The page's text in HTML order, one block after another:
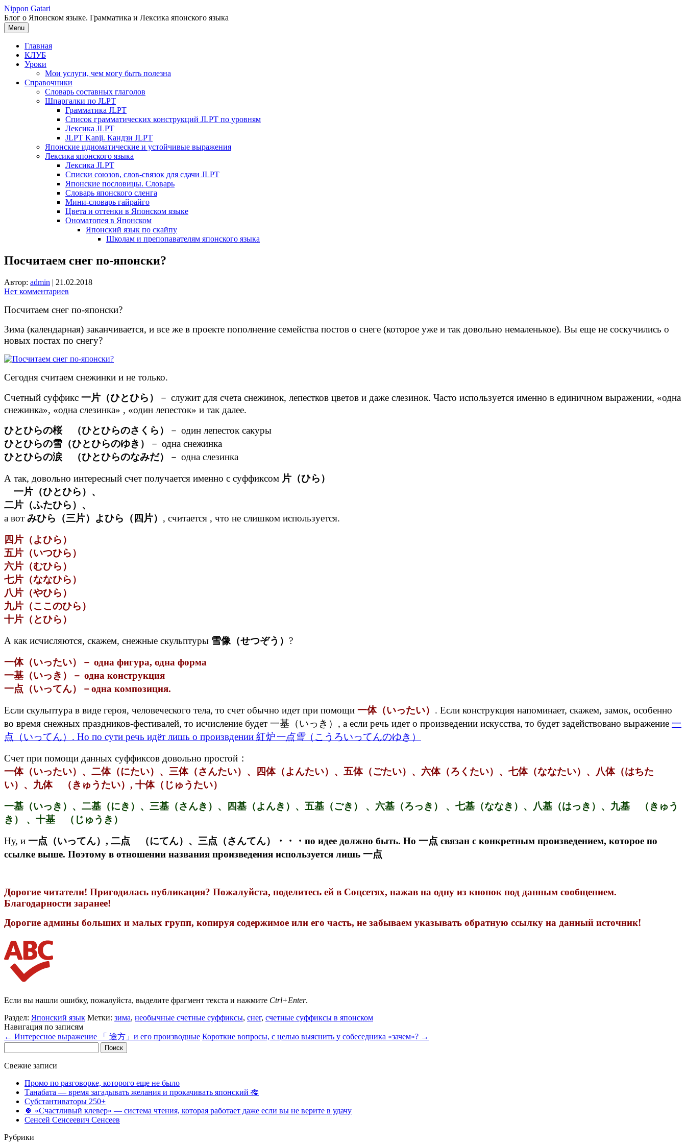
Перейти
к
содержимому
Nippon Gatari
Блог о Японском языке. Грамматика и Лексика японского языка
Menu
Главная
КЛУБ
Уроки
Мои услуги, чем могу быть полезна
Справочники
Словарь составных глаголов
Шпаргалки по JLPT
Грамматика JLPT
Список грамматических конструкций JLPT по уровням
Лексика JLPT
JLPT Kanji. Кандзи JLPT
Японские идиоматические и устойчивые выражения
Лексика японского языка
Лексика JLPT
Списки союзов, слов-связок для сдачи JLPT
Японские пословицы. Словарь
Словарь японского сленга
Мини-словарь гайрайго
Цвета и оттенки в Японском языке
Ономатопея в Японском
Японский язык по скайпу
Школам и препопавателям японского языка
Посчитаем снег по-японски?
Автор: admin | 21.02.2018
Нет комментариев
Посчитаем снег по-японски?
Зима (календарная) заканчивается, и все же в проекте пополнение семейства постов о снеге (которое уже и так довольно немаленькое). Вы еще не соскучились о
новых постах по снегу?
Сегодня считаем снежинки и не только.
Счетный суффикс 一片（ひとひら）
－ служит для счета снежинок, лепестков цветов и даже слезинок. Часто используется именно в единичном выражении, «одна
снежинка», «одна слезинка» , «один лепесток» и так далее.
ひとひらの桜 （ひとひらのさくら）
－ один лепесток сакуры
ひとひらの雪（ひとひらのゆき）
－ одна снежинка
ひとひらの涙 （ひとひらのなみだ）
－ одна слезинка
А так, довольно интересный счет получается именно с суффиксом 片（ひら）
一片（ひとひら）、
二片（ふたひら）、
а вот みひら（三片）よひら（四片） , считается , что не слишком используется.
四片（よひら）
五片（いつひら）
六片（むひら）
七片（ななひら）
八片（やひら）
九片（ここのひら）
十片（とひら）
А как исчисляются, скажем, снежные скульптуры 雪像（せつぞう） ?
一体（いったい）－ одна фигура, одна форма
一基（いっき）－ одна конструкция
一点（いってん）－одна композиция.
Если скульптура в виде героя, человеческого тела, то счет обычно идет при помощи 一体（いったい） . Если конструкция напоминает, скажем, замок, особенно
во время снежных праздников-фестивалей, то исчисление будет 一基（いっき）, а если речь идет о произведении искусства, то будет задействовано выражение 一
点（いってん）. Но по сути речь идёт лишь о произвдении 紅炉一点雪（こうろいってんのゆき）
Cчет при помощи данных суффиксов довольно простой：
一体（いったい）、二体（にたい）、三体（さんたい）、四体（よんたい）、五体（ごたい）、六体（ろくたい）、七体（ななたい）、八体（はちた
い）、九体 （きゅうたい）, 十体（じゅうたい）
一基（いっき）、二基（にき）、三基（さんき）、四基（よんき）、五基（ごき） 、六基（ろっき） 、七基（ななき）、八基（はっき）、九基 （きゅう
き） 、十基 （じゅうき）
Ну, и 一点（いってん）, 二点 （にてん）、三点（さんてん）・・・по идее должно быть. Но 一点 связан с конкретным произведением, которое по
ссылке выше. Поэтому в отношении названия произведения используется лишь 一点
Дорогие читатели! Пригодилась публикация? Пожалуйста, поделитесь ей в Соцсетях, нажав на одну из кнопок под данным сообщением.
Благодарности заранее!
Дорогие админы больших и малых групп, копируя содержимое или его часть, не забываем указывать обратную ссылку на данный источник!
Если вы нашли ошибку, пожалуйста, выделите фрагмент текста и нажмите Ctrl+Enter.
Раздел: Японский язык Метки: зима, необычные счетные суффиксы, снег, счетные суффиксы в японском
Навигация по записям
← Интересное выражение 「 途方」и его производные Короткие вопросы, с целью выяснить у собеседника «зачем»? →
Свежие записи
Промо по разговорке, которого еще не было
Танабата — время загадывать желания и прокачивать японский 🎋
Субстантиваторы 250+
🍀 «Счастливый клевер» — система чтения, которая работает даже если вы не верите в удачу
Сенсей Сенсеевич Сенсеев
Рубрики